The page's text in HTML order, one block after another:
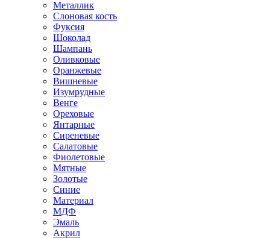
Металлик
Слоновая кость
Фуксия
Шоколад
Шампань
Оливковые
Оранжевые
Вишневые
Изумрудные
Венге
Ореховые
Янтарные
Сиреневые
Салатовые
Фиолетовые
Мятные
Золотые
Синие
Материал
МДФ
Эмаль
Акрил